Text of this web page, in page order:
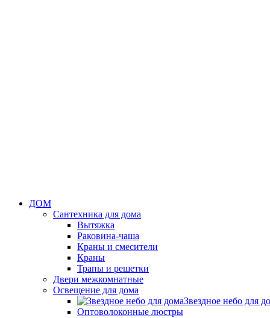
ДОМ
Сантехника для дома
Вытяжка
Раковина-чаша
Краны и смесители
Краны
Трапы и решетки
Двери межкомнатные
Освещение для дома
Звездное небо для
Оптоволоконные люстры